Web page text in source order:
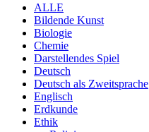
ALLE
Bildende Kunst
Biologie
Chemie
Darstellendes Spiel
Deutsch
Deutsch als Zweitsprache
Englisch
Erdkunde
Ethik